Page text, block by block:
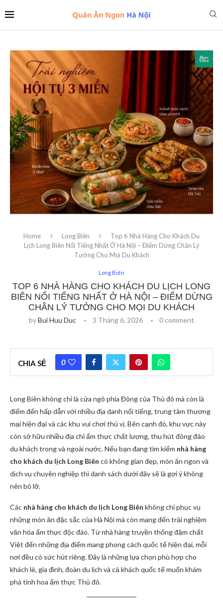
Home Long Biên
Top 6 Nhà Hàng Cho Khách Du
Lịch Long Biên Nổi Tiếng Nhất Ở Hà Nội – Điểm Dừng Chân Lý
Tưởng Cho Mọi Du Khách
Long Biên
TOP 6 NHÀ HÀNG CHO KHÁCH DU LỊCH LONG
BIÊN NỔI TIẾNG NHẤT Ở HÀ NỘI – ĐIỂM DỪNG
CHÂN LÝ TƯỞNG CHO MỌI DU KHÁCH
byBui Huu Duc 3 Tháng 6, 2026 0 comment
CHIA SẺ 0
Long Biên không chỉ là cửa ngõ phía Đông của Thủ đô mà còn là
điểm đến hấp dẫn với nhiều địa danh nổi tiếng, trung tâm thương
mại hiện đại và các khu vui chơi thú vị. Bên cạnh đó, khu vực này
còn sở hữu nhiều địa chỉ ẩm thực chất lượng, thu hút đông đảo
du khách trong và ngoài nước. Nếu bạn đang tìm kiếm nhà hàng
cho khách du lịch Long Biên có không gian đẹp, món ăn ngon và
dịch vụ chuyên nghiệp thì danh sách dưới đây sẽ là gợi ý không
nên bỏ lỡ.
Các nhà hàng cho khách du lịch Long Biên không chỉ phục vụ
những món ăn đặc sắc của Hà Nội mà còn mang đến trải nghiệm
văn hóa ẩm thực độc đáo. Từ nhà hàng truyền thống đậm chất
Việt đến những địa điểm mang phong cách quốc tế hiện đại, mỗi
nơi đều có sức hút riêng. Đây là những lựa chọn phù hợp cho
khách lẻ, gia đình, đoàn du lịch và cả khách quốc tế muốn khám
phá tinh hoa ẩm thực Thủ đô.